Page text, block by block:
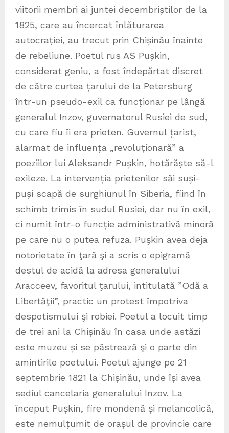
viitorii membri ai juntei decembriștilor de la
1825, care au încercat înlăturarea
autocrației, au trecut prin Chișinău înainte
de rebeliune. Poetul rus AS Pușkin,
considerat geniu, a fost îndepărtat discret
de către curtea țarului de la Petersburg
într-un pseudo-exil ca funcționar pe lângă
generalul Inzov, guvernatorul Rusiei de sud,
cu care fiu îi era prieten. Guvernul țarist,
alarmat de influența „revoluționară” a
poeziilor lui Aleksandr Pușkin, hotărăște să-l
exileze. La intervenția prietenilor săi suși-
puși scapă de surghiunul în Siberia, fiind în
schimb trimis în sudul Rusiei, dar nu în exil,
ci numit într-o funcție administrativă minoră
pe care nu o putea refuza. Puşkin avea deja
notorietate în ţară şi a scris o epigramă
destul de acidă la adresa generalului
Aracceev, favoritul ţarului, intitulată ”Odă a
Libertăţii”, practic un protest împotriva
despotismului şi robiei. Poetul a locuit timp
de trei ani la Chișinău în casa unde astăzi
este muzeu și se păstrează şi o parte din
amintirile poetului. Poetul ajunge pe 21
septembrie 1821 la Chișinău, unde își avea
sediul cancelaria generalului Inzov. La
început Pușkin, fire mondenă și melancolică,
este nemulțumit de orașul de provincie care